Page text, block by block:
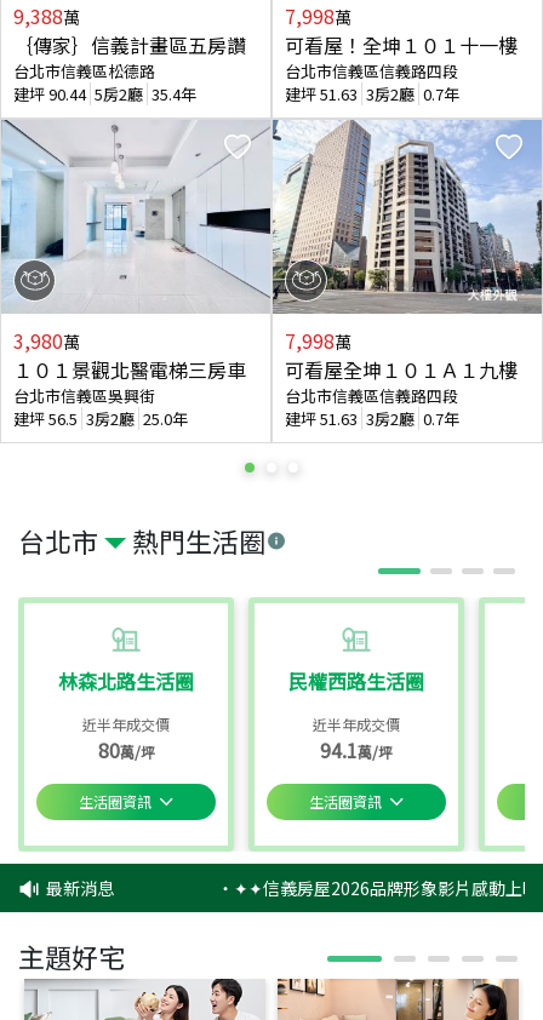
台北市 熱門生活圈
林森北路生活圈
近半年成交價
80萬/坪
生活圈資訊
民權西路生活圈
近半年成交價
94.1萬/坪
生活圈資訊
9,388萬
｛傳家｝信義計畫區五房讚
台北市信義區松德路
建坪90.44 5房2廳 35.4年
3,980萬
１０１景觀北醫電梯三房車
台北市信義區吳興街
建坪56.5 3房2廳 25.0年
7,998萬
可看屋！全坤１０１十一樓
台北市信義區信義路四段
建坪51.63 3房2廳 0.7年
7,998萬
可看屋全坤１０１Ａ１九樓
台北市信義區信義路四段
建坪51.63 3房2廳 0.7年
最新消息 ‧✦✦信義房屋2026品牌形象影片感動上
主題好宅